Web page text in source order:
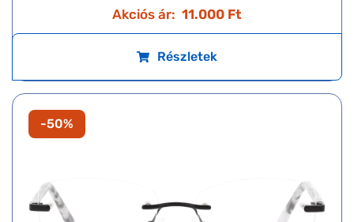
Akciós ár: 11.000 Ft
Részletek
-50%